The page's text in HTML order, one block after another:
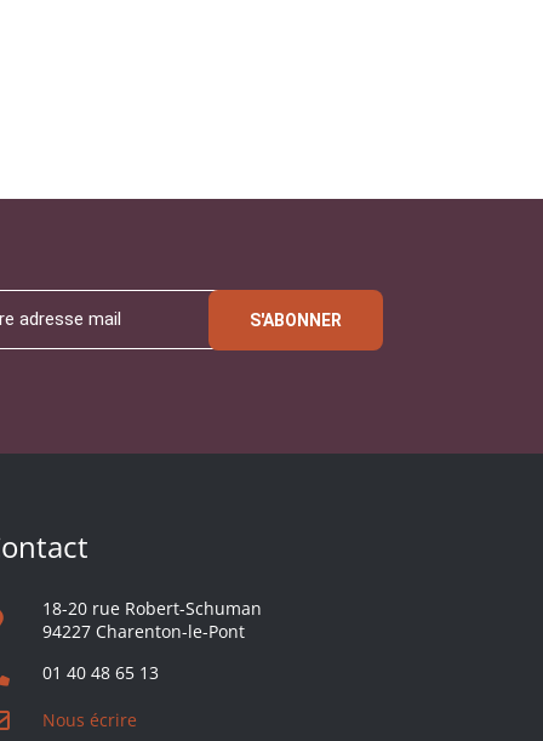
S'ABONNER
18-20 rue Robert-Schuman
94227 Charenton-le-Pont
01 40 48 65 13
Nous écrire